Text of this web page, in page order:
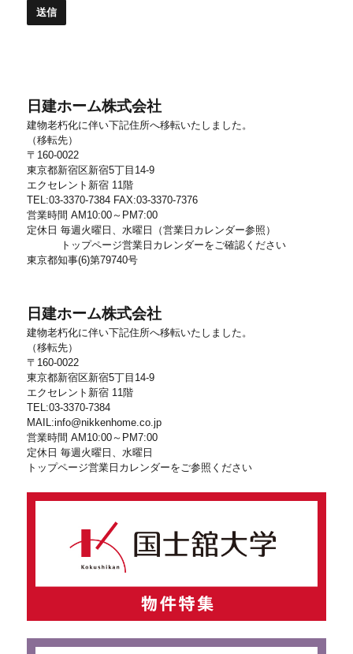
日建ホーム株式会社
建物老朽化に伴い下記住所へ移転いたしました。
（移転先）
〒160-0022
東京都新宿区新宿5丁目14-9
エクセレント新宿 11階
TEL:03-3370-7384 FAX:03-3370-7376
営業時間 AM10:00～PM7:00
定休日 毎週火曜日、水曜日（営業日カレンダー参照）
トップページ営業日カレンダーをご確認ください
東京都知事(6)第79740号
日建ホーム株式会社
建物老朽化に伴い下記住所へ移転いたしました。
（移転先）
〒160-0022
東京都新宿区新宿5丁目14-9
エクセレント新宿 11階
TEL:03-3370-7384
MAIL:info@nikkenhome.co.jp
営業時間 AM10:00～PM7:00
定休日 毎週火曜日、水曜日
トップページ営業日カレンダーをご参照ください